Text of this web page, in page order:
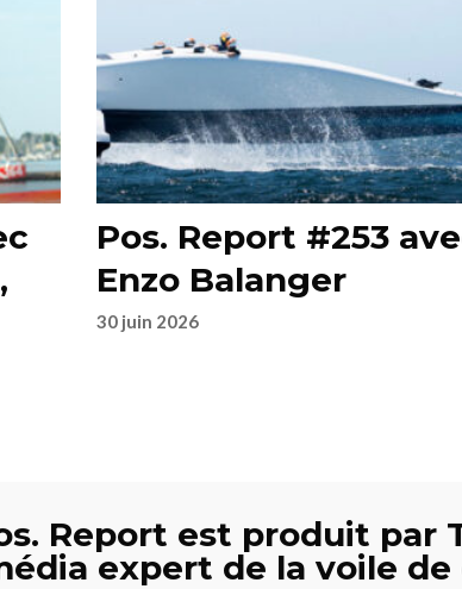
Pos. Report #253
Enzo Balanger
30 juin 2026
Report est produit par
expert de la voile